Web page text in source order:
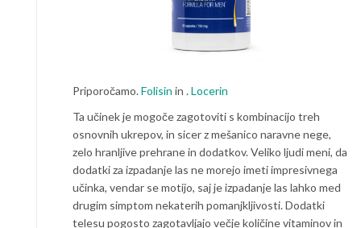
Priporočamo.Folisin in .Locerin
Ta učinek je mogoče zagotoviti s kombinacijo treh
osnovnih ukrepov, in sicer z mešanico naravne nege,
zelo hranljive prehrane in dodatkov. Veliko ljudi meni, da
dodatki za izpadanje las ne morejo imeti impresivnega
učinka, vendar se motijo, saj je izpadanje las lahko med
drugim simptom nekaterih pomanjkljivosti. Dodatki
telesu pogosto zagotavljajo večje količine vitaminov in